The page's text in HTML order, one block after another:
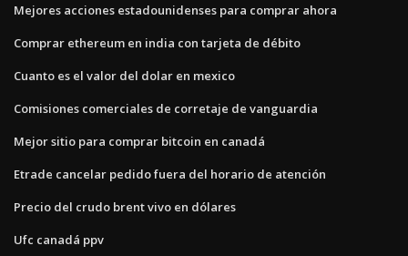
Mejores acciones estadounidenses para comprar ahora
Comprar ethereum en india con tarjeta de débito
Cuanto es el valor del dolar en mexico
Comisiones comerciales de corretaje de vanguardia
Mejor sitio para comprar bitcoin en canadá
Etrade cancelar pedido fuera del horario de atención
Precio del crudo brent vivo en dólares
Ufc canadá ppv